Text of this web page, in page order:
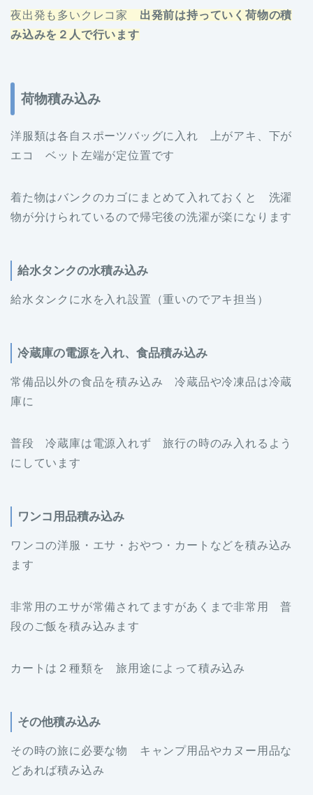
夜出発も多いクレコ家 出発前は持っていく荷物の積
み込みを２人で行います
荷物積み込み
洋服類は各自スポーツバッグに入れ 上がアキ、下が
エコ ベット左端が定位置です
着た物はバンクのカゴにまとめて入れておくと 洗濯
物が分けられているので帰宅後の洗濯が楽になります
給水タンクの水積み込み
給水タンクに水を入れ設置（重いのでアキ担当）
冷蔵庫の電源を入れ、食品積み込み
常備品以外の食品を積み込み 冷蔵品や冷凍品は冷蔵
庫に
普段 冷蔵庫は電源入れず 旅行の時のみ入れるよう
にしています
ワンコ用品積み込み
ワンコの洋服・エサ・おやつ・カートなどを積み込み
ます
非常用のエサが常備されてますがあくまで非常用 普
段のご飯を積み込みます
カートは２種類を 旅用途によって積み込み
その他積み込み
その時の旅に必要な物 キャンプ用品やカヌー用品な
どあれば積み込み